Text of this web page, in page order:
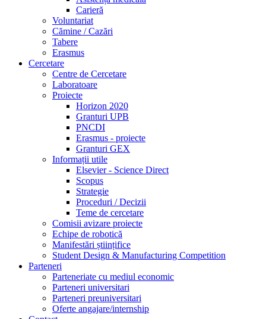
Carieră
Voluntariat
Cămine / Cazări
Tabere
Erasmus
Cercetare
Centre de Cercetare
Laboratoare
Proiecte
Horizon 2020
Granturi UPB
PNCDI
Erasmus - proiecte
Granturi GEX
Informații utile
Elsevier - Science Direct
Scopus
Strategie
Proceduri / Decizii
Teme de cercetare
Comisii avizare proiecte
Echipe de robotică
Manifestări științifice
Student Design & Manufacturing Competition
Parteneri
Parteneriate cu mediul economic
Parteneri universitari
Parteneri preuniversitari
Oferte angajare/internship